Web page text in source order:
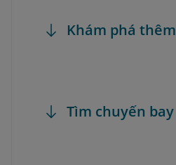
Khám phá thêm
Tìm chuyến bay